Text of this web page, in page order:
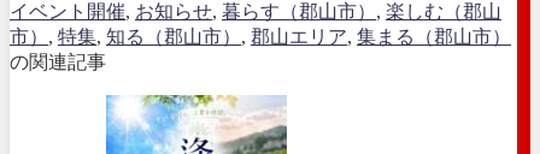
イベント開催, お知らせ, 暮らす（郡山市） , 楽しむ（郡山
市） , 特集, 知る（郡山市） , 郡山エリア, 集まる（郡山市）
の関連記事